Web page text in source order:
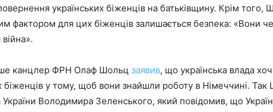
українських біженців на батьківщину. Крім того,
фактором для цих біженців залишається безпека: «Вони
війна».
канцлер ФРН Олаф Шольц заявив, що українська влада
біженців у тому, щоб вони знайшли роботу в Німеччині.
України Володимира Зеленського, який повідомив, що